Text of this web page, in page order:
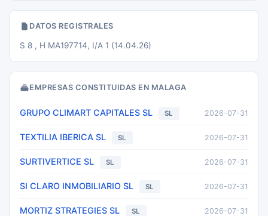
DATOS REGISTRALES
S 8 , H MA197714, I/A 1 (14.04.26)
EMPRESAS CONSTITUIDAS EN MALAGA
GRUPO CLIMART CAPITALES SL SL 2026-07-31
TEXTILIA IBERICA SL SL 2026-07-31
SURTIVERTICE SL SL 2026-07-31
SI CLARO INMOBILIARIO SL SL 2026-07-31
MORTIZ STRATEGIES SL SL 2026-07-31